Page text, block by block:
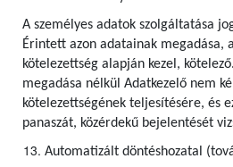
A személyes adatok szolgáltatása
Érintett azon adatainak megadása,
kötelezettség alapján kezel,
megadása nélkül Adatkezelő nem
kötelezettségének teljesítésére, és
panaszát, közérdekű bejelentését
Automatizált döntéshozatal